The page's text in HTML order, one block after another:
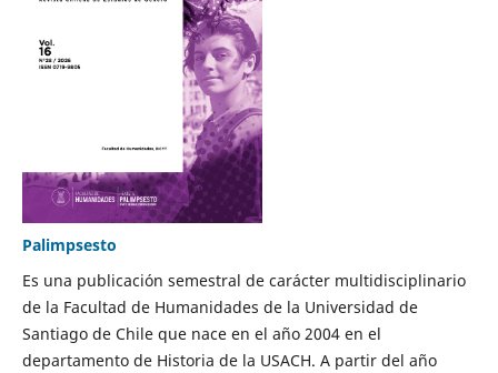
Palimpsesto
Es una publicación semestral de carácter multidisciplinario
de la Facultad de Humanidades de la Universidad de
Santiago de Chile que nace en el año 2004 en el
departamento de Historia de la USACH. A partir del año